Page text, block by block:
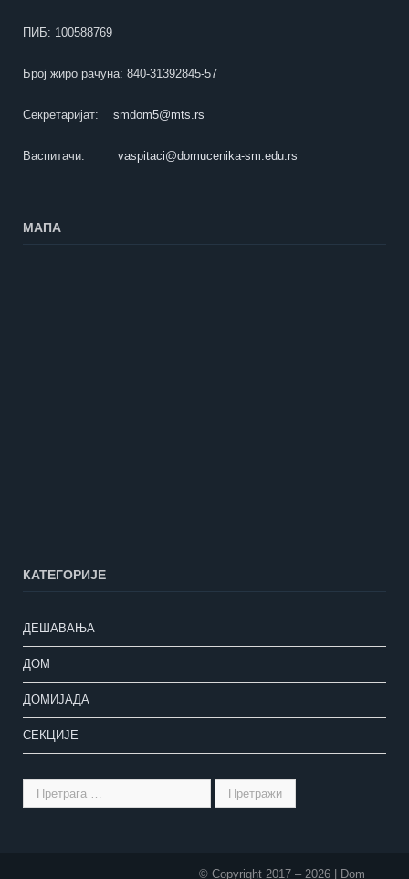
ПИБ: 100588769
Број жиро рачуна: 840-31392845-57
Секретаријат: smdom5@mts.rs
Васпитачи: vaspitaci@domucenika-sm.edu.rs
МАПА
КАТЕГОРИЈЕ
ДЕШАВАЊА
ДОМ
ДОМИЈАДА
СЕКЦИЈЕ
© Copyright 2017 – 2026 | Dom